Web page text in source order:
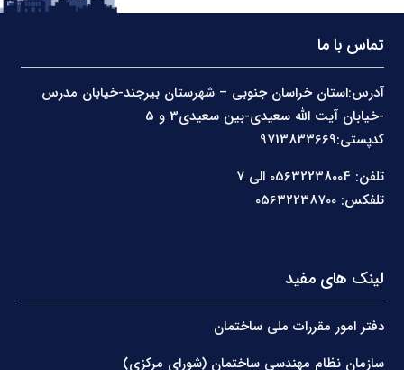
تماس با ما
آدرس:استان خراسان جنوبی – شهرستان بیرجند-خیابان مدرس
کدپستی:9713833669
تلفن: 05632238004 الی 7
تلفکس: 05632238700
لینک های مفید
دفتر امور مقررات ملی ساختمان
سازمان نظام مهندسی ساختمان (شورای مرکزی)